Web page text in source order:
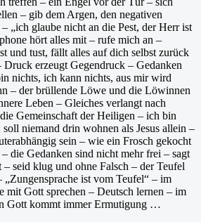
– gib dem Argen, den negativen
„ich glaube nicht an die Pest, der Herr ist
hört alles mit – rufe mich an –
und tust, fällt alles auf dich selbst zurück
erzeugt Gegendruck – Gedanken
nichts, ich kann nichts, aus mir wird
– der brüllende Löwe und die Löwinnen
Leben – Gleiches verlangt nach
Gemeinschaft der Heiligen – ich bin
niemand drin wohnen als Jesus allein –
sein – wie ein Frosch gekocht
die Gedanken sind nicht mehr frei – sagt
seid klug und ohne Falsch – der Teufel
ist vom Teufel“ – im
mit Gott sprechen – Deutsch lernen – im
Gott kommt immer Ermutigung …